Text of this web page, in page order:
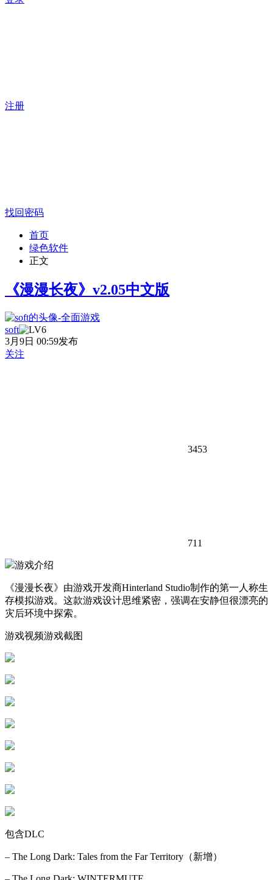
注册
找回密码
首页
绿色软件
正文
《漫漫长夜》v2.05中文版
soft
3月9日 00:59发布
关注
3453
711
游戏介绍
《漫漫长夜》由游戏开发商Hinterland Studio制作的第一人称生
存模拟游戏。这款游戏设计思维紧密，强调在安静但很漂亮的
灾后环境中探索。
游戏视频游戏截图
包含DLC
– The Long Dark: Tales from the Far Territory（新增）